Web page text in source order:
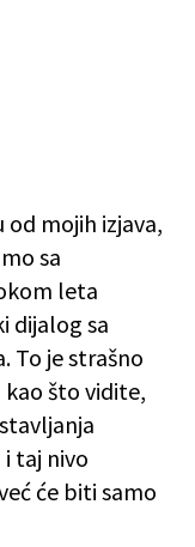
mojih izjava,
sa
leta
dijalog sa
To je strašno
kao što vidite,
taj nivo
će biti samo